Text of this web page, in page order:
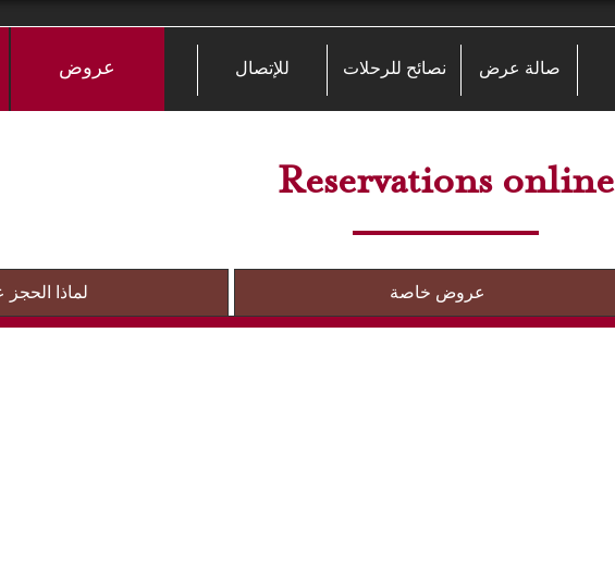
صالة عرض نصائح للرحلات للإتصال عروض
Reservations online
عروض خاصة لماذا الحجز